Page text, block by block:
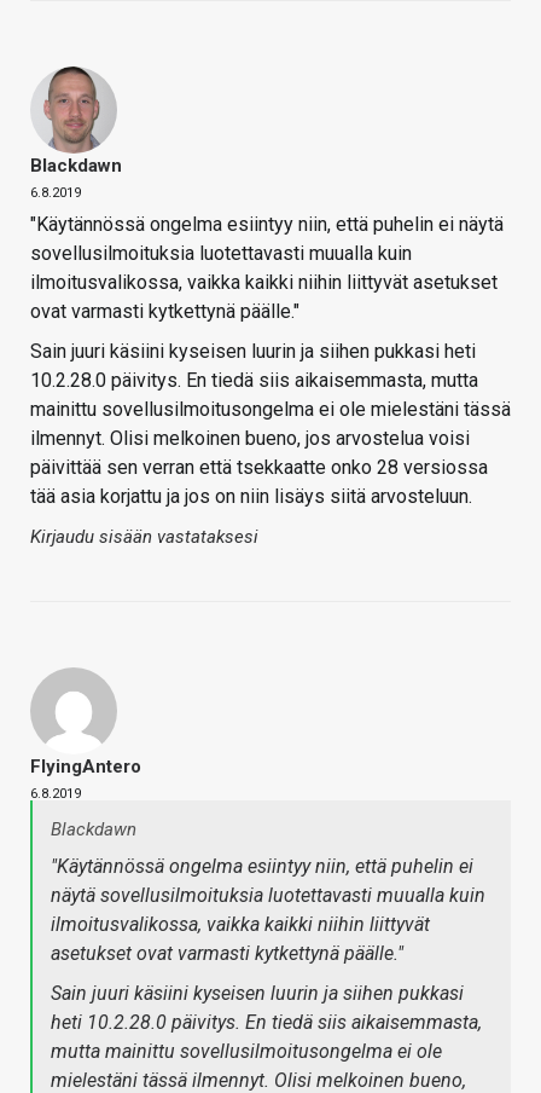
Blackdawn
6.8.2019
"Käytännössä ongelma esiintyy niin, että puhelin ei näytä
sovellusilmoituksia luotettavasti muualla kuin
ilmoitusvalikossa, vaikka kaikki niihin liittyvät asetukset
ovat varmasti kytkettynä päälle."
Sain juuri käsiini kyseisen luurin ja siihen pukkasi heti
10.2.28.0 päivitys. En tiedä siis aikaisemmasta, mutta
mainittu sovellusilmoitusongelma ei ole mielestäni tässä
ilmennyt. Olisi melkoinen bueno, jos arvostelua voisi
päivittää sen verran että tsekkaatte onko 28 versiossa
tää asia korjattu ja jos on niin lisäys siitä arvosteluun.
Kirjaudu sisään vastataksesi
FlyingAntero
6.8.2019
Blackdawn
"Käytännössä ongelma esiintyy niin, että puhelin ei
näytä sovellusilmoituksia luotettavasti muualla kuin
ilmoitusvalikossa, vaikka kaikki niihin liittyvät
asetukset ovat varmasti kytkettynä päälle."
Sain juuri käsiini kyseisen luurin ja siihen pukkasi
heti 10.2.28.0 päivitys. En tiedä siis aikaisemmasta,
mutta mainittu sovellusilmoitusongelma ei ole
mielestäni tässä ilmennyt. Olisi melkoinen bueno,